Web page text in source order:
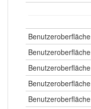
Benutzeroberfläche
Benutzeroberfläche
Benutzeroberfläche
Benutzeroberfläche
Benutzeroberfläche